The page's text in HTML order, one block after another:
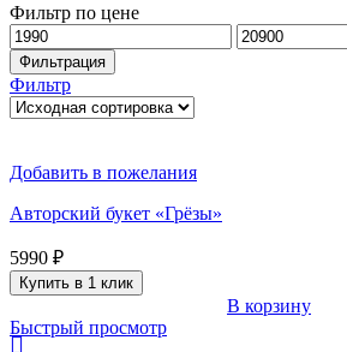
Фильтр по цене
Минимальная
цена
Максимальная
цена
Фильтрация
Фильтр
Добавить в пожелания
Авторский букет «Грёзы»
5990 ₽
Купить в 1 клик
В корзину
Быстрый просмотр